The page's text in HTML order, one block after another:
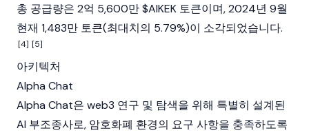
총 공급량은 2억 5,600만 $AIKEK 토큰이며, 2024년 9월
현재 1,483만 토큰(최대치의 5.79%)이 소각되었습니다.
[4] [5]
아키텍처
Alpha Chat
Alpha Chat은 web3 연구 및 탐색을 위해 특별히 설계된
AI 부조종사로, 암호화폐 환경의 요구 사항을 충족하도록